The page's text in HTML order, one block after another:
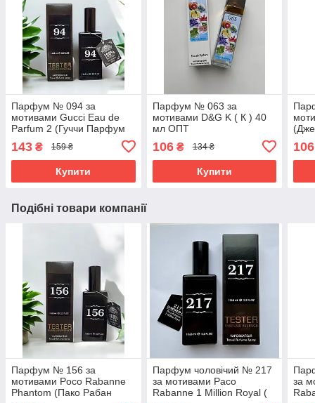
Парфум № 094 за
мотивами Gucci Eau de
Parfum 2 (Гуччи Парфум
143 ₴ 159 ₴
Купити
Парфум № 063 за
мотивами D&G K ( К ) 40
мл ОПТ
106₴ 134 ₴
Купити
106
Подібні товари компанії
Парфум № 156 за
мотивами Poco Rabanne
Phantom (Пако Рабан
Парфум чоловічий № 217
за мотивами Paco
Rabanne 1 Million Royal (
за